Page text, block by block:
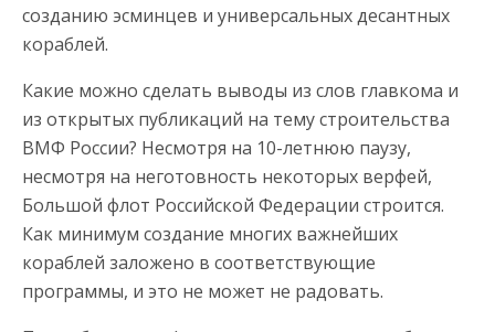
созданию эсминцев и универсальных десантных
кораблей.
Какие можно сделать выводы из слов главкома и
из открытых публикаций на тему строительства
ВМФ России? Несмотря на 10-летнюю паузу,
несмотря на неготовность некоторых верфей,
Большой флот Российской Федерации строится.
Как минимум создание многих важнейших
кораблей заложено в соответствующие
программы, и это не может не радовать.